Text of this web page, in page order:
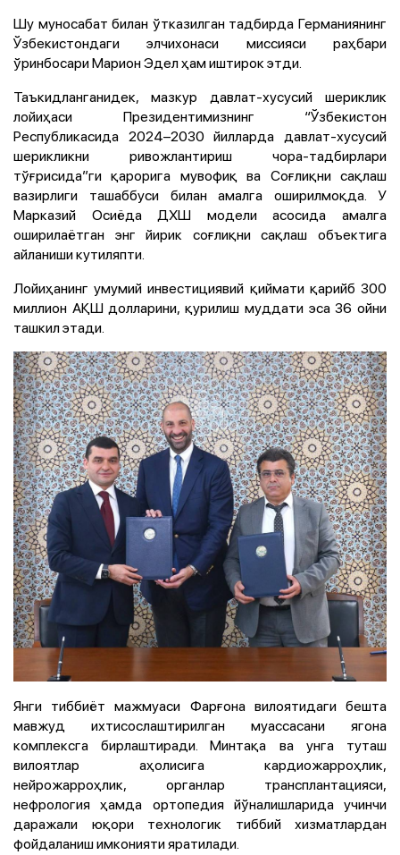
Шу муносабат билан ўтказилган тадбирда Германиянинг
Ўзбекистондаги элчихонаси миссияси раҳбари
ўринбосари Марион Эдел ҳам иштирок этди.
Таъкидланганидек, мазкур давлат-хусусий шериклик
лойиҳаси Президентимизнинг “Ўзбекистон
Республикасида 2024–2030 йилларда давлат-хусусий
шерикликни ривожлантириш чора-тадбирлари
тўғрисида”ги қарорига мувофиқ ва Соғлиқни сақлаш
вазирлиги ташаббуси билан амалга оширилмоқда. У
Марказий Осиёда ДХШ модели асосида амалга
оширилаётган энг йирик соғлиқни сақлаш объектига
айланиши кутиляпти.
Лойиҳанинг умумий инвестициявий қиймати қарийб 300
миллион АҚШ долларини, қурилиш муддати эса 36 ойни
ташкил этади.
Янги тиббиёт мажмуаси Фарғона вилоятидаги бешта
мавжуд ихтисослаштирилган муассасани ягона
комплексга бирлаштиради. Минтақа ва унга туташ
вилоятлар аҳолисига кардиожарроҳлик,
нейрожарроҳлик, органлар трансплантацияси,
нефрология ҳамда ортопедия йўналишларида учинчи
даражали юқори технологик тиббий хизматлардан
фойдаланиш имконияти яратилади.